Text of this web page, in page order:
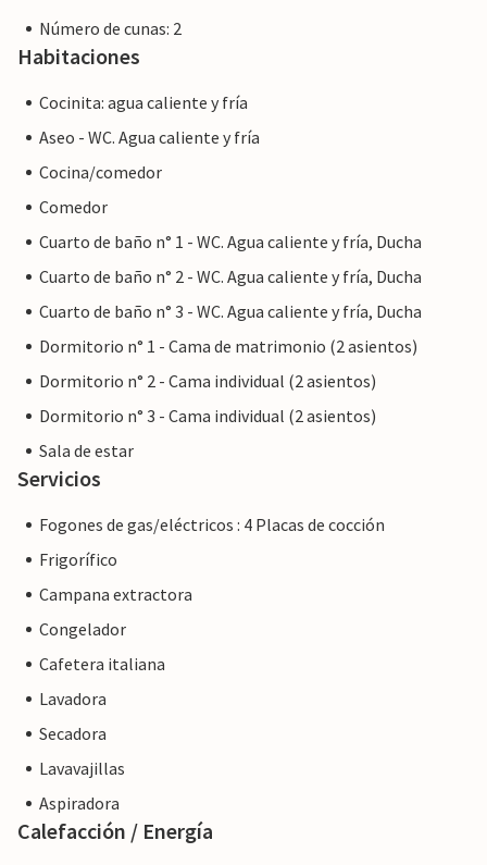
Número de cunas: 2
Habitaciones
Cocinita: agua caliente y fría
Aseo - WC. Agua caliente y fría
Cocina/comedor
Comedor
Cuarto de baño n° 1 - WC. Agua caliente y fría, Ducha
Cuarto de baño n° 2 - WC. Agua caliente y fría, Ducha
Cuarto de baño n° 3 - WC. Agua caliente y fría, Ducha
Dormitorio n° 1 - Cama de matrimonio (2 asientos)
Dormitorio n° 2 - Cama individual (2 asientos)
Dormitorio n° 3 - Cama individual (2 asientos)
Sala de estar
Servicios
Fogones de gas/eléctricos : 4 Placas de cocción
Frigorífico
Campana extractora
Congelador
Cafetera italiana
Lavadora
Secadora
Lavavajillas
Aspiradora
Calefacción / Energía